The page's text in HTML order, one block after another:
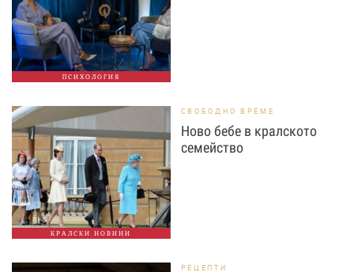
ПСИХОЛОГИЯ
КРАЛСКИ НОВИНИ
СВОБОДНО ВРЕМЕ
Ново бебе в кралското
семейство
РЕЦЕПТИ